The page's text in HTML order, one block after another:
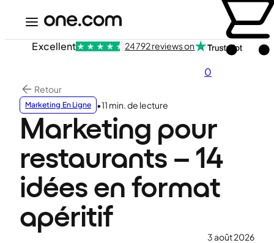
0
Excellent 24 792 reviews on
Retour
Marketing En Ligne •11 min. de lecture
Marketing pour
restaurants – 14
idées en format
apéritif
3 août 2026